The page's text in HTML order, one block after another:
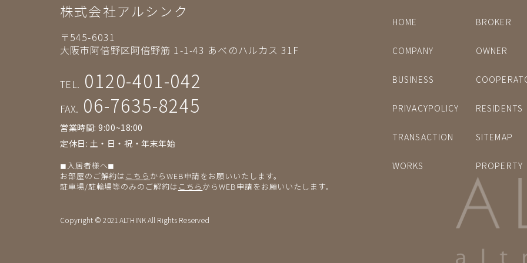
株式会社アルシンク
〒545-6031
大阪市阿倍野区阿倍野筋 1-1-43 あべのハルカス 31F
TEL. 0120-401-042
FAX. 06-7635-8245
営業時間: 9:00~18:00
定休日: 土・日・祝・年末年始
◼︎入居者様へ◼︎
お部屋のご解約は こちら からWEB申請をお願いいたします。
駐車場/駐輪場等のみのご解約は こちら からWEB申請をお願いいたします。
Copyright © 2021 ALTHINK All Rights Reserved
HOME BROKER
COMPANY OWNER
BUSINESS
PRIVACYPOLICY RESIDENTS
TRANSACTION SITEMAP
WORKS PROPERTY